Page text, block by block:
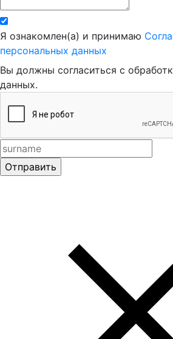
Я ознакомлен(а) и принимаю
персональных данных
Вы должны согласиться с
данных.